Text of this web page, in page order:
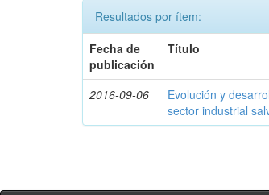
Resultados por ítem:
Fecha de
publicación
Título
2016-09-06
Evolución y
sector industrial